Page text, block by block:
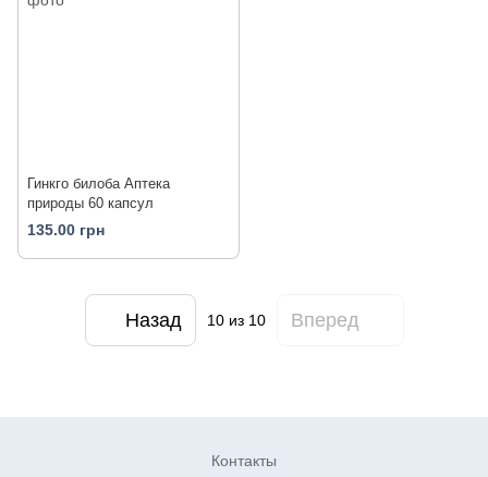
Гинкго билоба Аптека
природы 60 капсул
135.00 грн
Назад 10из 10 Вперед
Контакты